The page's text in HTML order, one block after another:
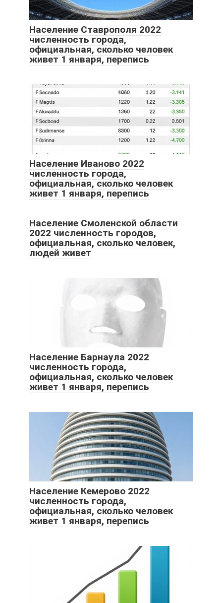
Население Ставрополя 2022
численность города,
официальная, сколько человек
живет 1 января, перепись
Население Иваново 2022
численность города,
официальная, сколько человек
живет 1 января, перепись
Население Смоленской области
2022 численность городов,
официальная, сколько человек,
людей живет
Население Барнаула 2022
численность города,
официальная, сколько человек
живет 1 января, перепись
Население Кемерово 2022
численность города,
официальная, сколько человек
живет 1 января, перепись